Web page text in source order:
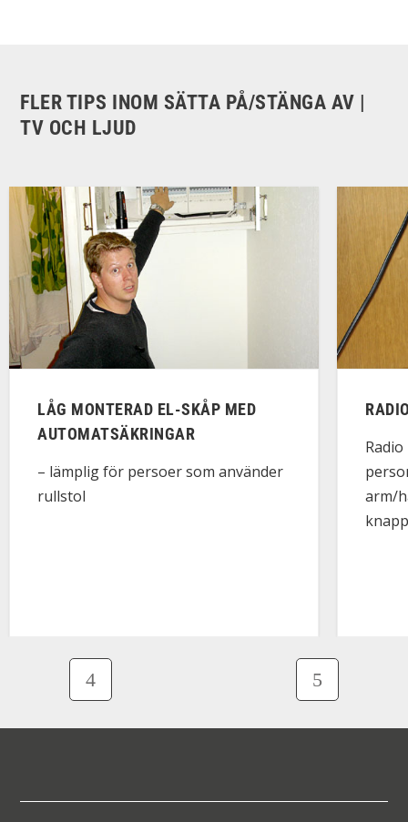
FLER TIPS INOM SÄTTA PÅ/STÄNGA AV |
TV OCH LJUD
LÅG MONTERAD EL-SKÅP MED
AUTOMATSÄKRINGAR
– lämplig för persoer som använder
rullstol
arm/